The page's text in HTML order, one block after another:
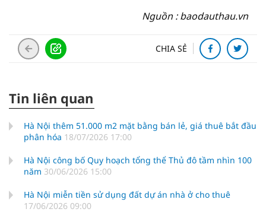
Nguồn : baodauthau.vn
CHIA SẺ
Tin liên quan
Hà Nội thêm 51.000 m2 mặt bằng bán lẻ, giá thuê bắt đầu
phân hóa 18/07/2026 17:00
Hà Nội công bố Quy hoạch tổng thể Thủ đô tầm nhìn 100
năm 30/06/2026 15:00
Hà Nội miễn tiền sử dụng đất dự án nhà ở cho thuê
17/06/2026 09:00